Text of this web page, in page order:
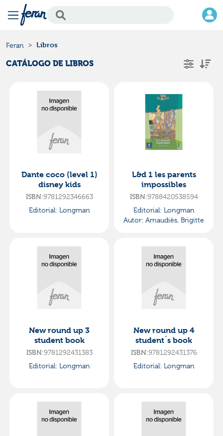
Feran Libros
CATÁLOGO DE LIBROS
Dante coco (level 1)
disney kids
ISBN:9781292346663
Editorial: Longman
L&d 1 les parents
impossibles
ISBN:9788420538594
Editorial: Longman
Autor: Arnaudiès, Brigitte
New round up 3
student book
ISBN:9781292431383
Editorial: Longman
New round up 4
student´s book
ISBN:9781292431376
Editorial: Longman